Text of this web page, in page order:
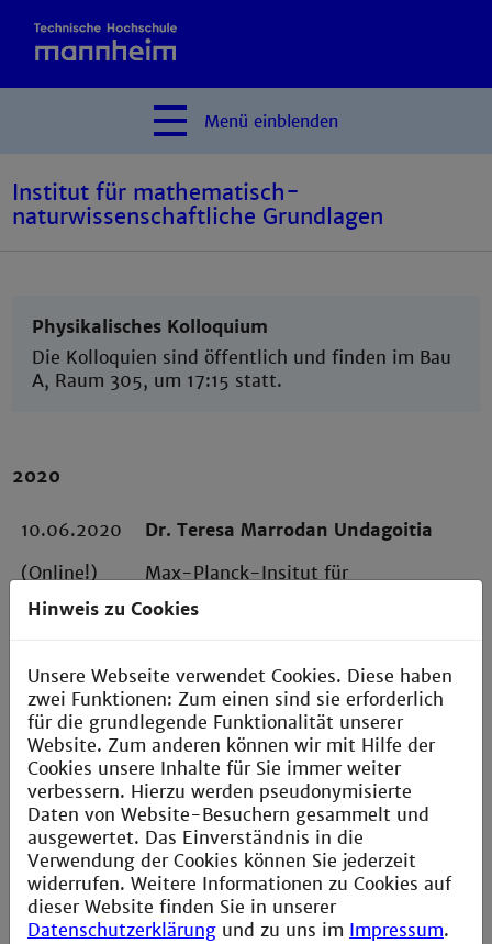
Menü einblenden
Institut für mathematisch-
naturwissenschaftliche Grundlagen
Physikalisches Kolloquium
Die Kolloquien sind öffentlich und finden im Bau
A, Raum 305, um 17:15 statt.
2020
10.06.2020
(Online!)
Dr. Teresa Marrodan Undagoitia
Max-Planck-Insitut für
Kernphysik Heidelberg
XENON DETEKTOR"
10.12.2020
(Online!)
Dr. Johannes Schemmel
Kirchhoff Institut für Physik der
Universität Heidelberg
"JENSEITS DES MOORE´SCHEN
GESETZES - ARCHITEKTUREN
FÜR NEUROMORPHE
INFORMATIONSVERARBEITUNG"
Hinweis zu Cookies
Unsere Webseite verwendet Cookies. Diese haben
zwei Funktionen: Zum einen sind sie erforderlich
für die grundlegende Funktionalität unserer
Website. Zum anderen können wir mit Hilfe der
Cookies unsere Inhalte für Sie immer weiter
verbessern. Hierzu werden pseudonymisierte
Daten von Website-Besuchern gesammelt und
ausgewertet. Das Einverständnis in die
Verwendung der Cookies können Sie jederzeit
widerrufen. Weitere Informationen zu Cookies auf
dieser Website finden Sie in unserer
Datenschutzerklärung und zu uns im Impressum.